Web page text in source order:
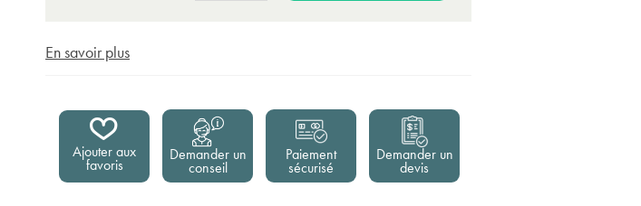
En savoir plus
Ajouter aux
favoris
Demander un
conseil
Paiement
sécurisé
Demander un
devis